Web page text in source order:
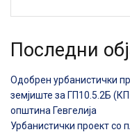
Последни
Одобрен урбанистички
земјиште за ГП10.5.2Б
општина Гевгелија
Урбанистички проект со